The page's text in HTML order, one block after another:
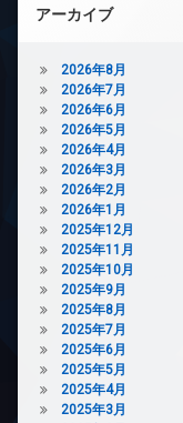
オ
ロ
ッ
ク
デ
ザ
イ
ナ
ー
ズ
内
廊
下
アーカイブ
2026年8月
2026年7月
2026年6月
2026年5月
2026年4月
2026年3月
2026年2月
2026年1月
2025年12月
2025年11月
2025年10月
2025年9月
2025年8月
2025年7月
2025年6月
2025年5月
2025年4月
2025年3月